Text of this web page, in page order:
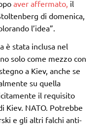
aver affermato, il
di domenica,
l’idea”.
è stata inclusa nel
solo come mezzo con
a Kiev, anche se
su quella
il requisito
Kiev. NATO. Potrebbe
e gli altri falchi anti-